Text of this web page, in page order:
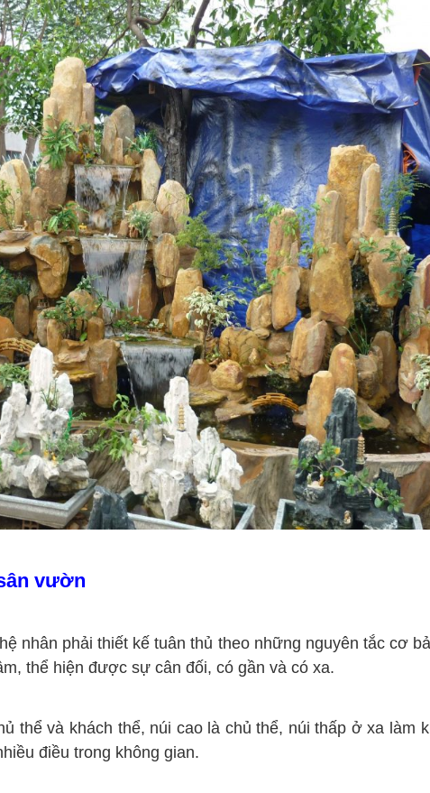
vườn
phải thiết kế tuân thủ theo những nguyên tắc cơ
thể hiện được sự cân đối, có gần và có xa.
và khách thể, núi cao là chủ thể, núi thấp ở xa làm
điều trong không gian.